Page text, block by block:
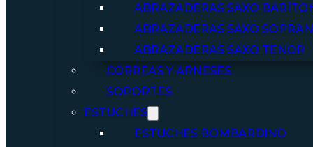
ABRAZADERAS SAXO
ABRAZADERAS SAXO
ABRAZADERAS SAXO TENOR
CORREAS Y ARNESES
SOPORTES
ESTUCHES
ESTUCHES BOMBARDINO